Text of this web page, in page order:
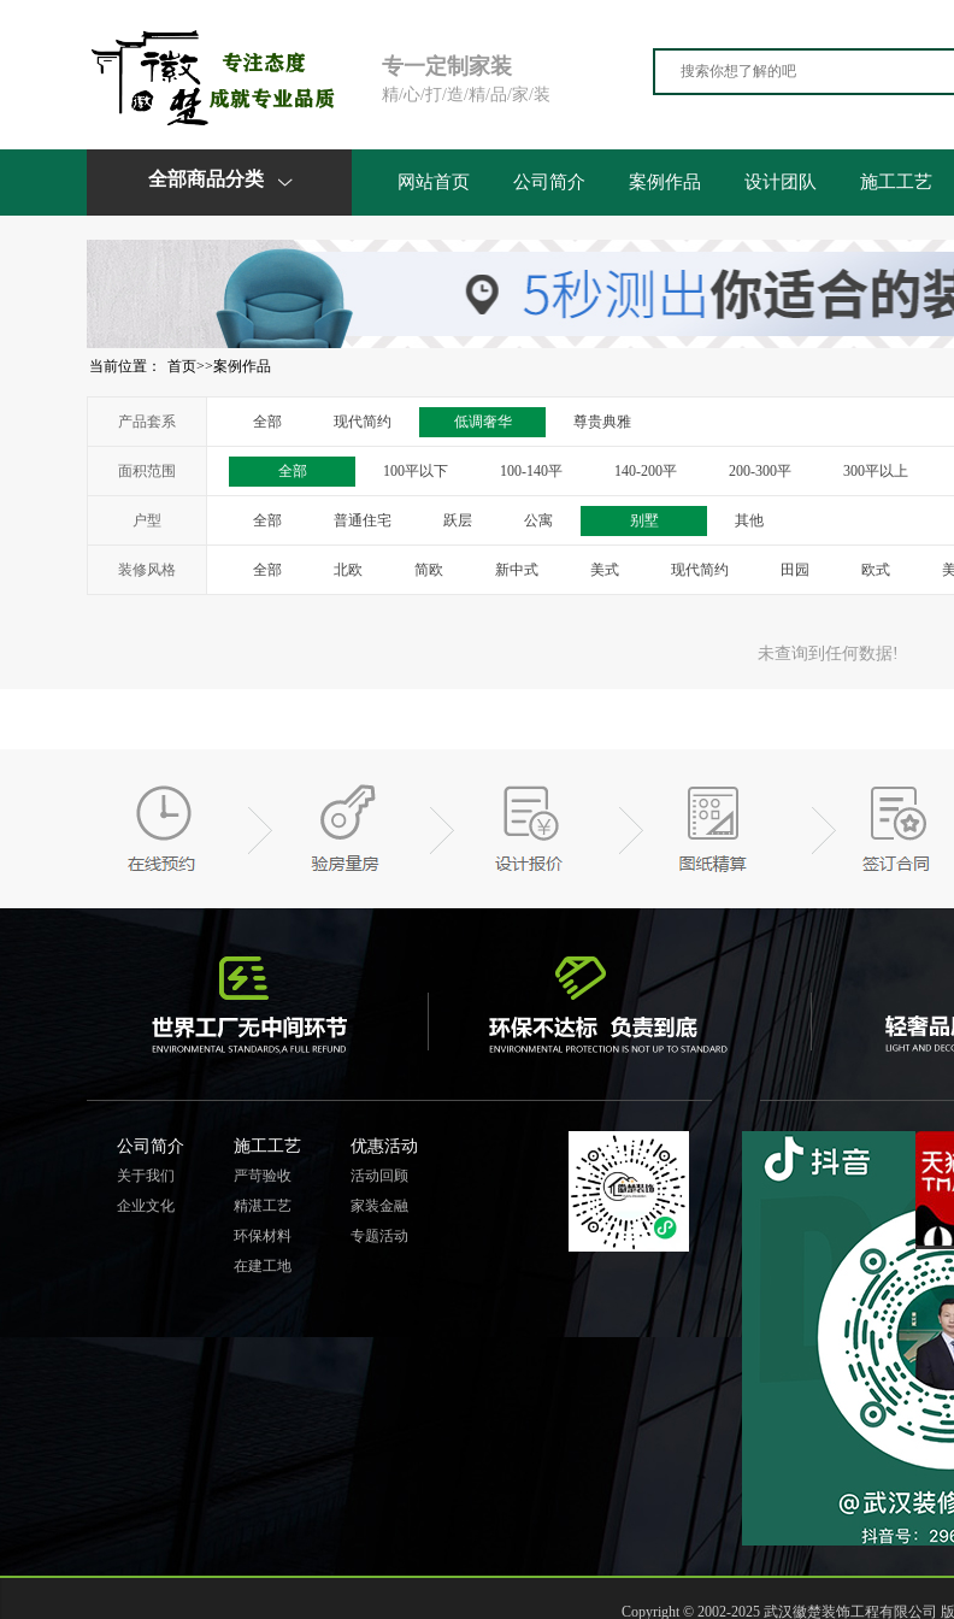
专一定制家装
精/心/打/造/精/品/家/装
全部商品分类  网站首页 公司简介 案例作品 设计团队 施工工艺
当前位置： 首页>>案例作品
产品套系 全部 现代简约 低调奢华 尊贵典雅
面积范围 全部 100平以下 100-140平 140-200平 200-300平 300平以上
户型 全部 普通住宅 跃层 公寓 别墅 其他
装修风格 全部 北欧 简欧 新中式 美式 现代简约 田园 欧式
未查询到任何数据!
公司简介
关于我们
企业文化
施工工艺
严苛验收
精湛工艺
环保材料
在建工地
优惠活动
活动回顾
家装金融
专题活动
Copyright © 2002-2025 武汉徽楚装饰工程有限公司